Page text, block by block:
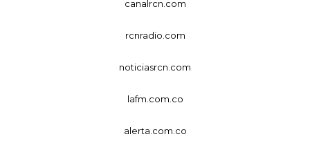
canalrcn.com
rcnradio.com
noticiasrcn.com
lafm.com.co
alerta.com.co